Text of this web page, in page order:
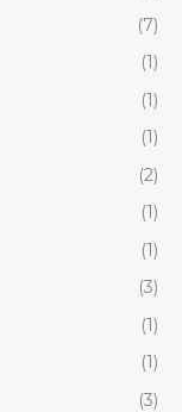
(7)
(1)
(1)
(1)
(2)
(1)
(1)
(3)
(1)
(1)
(3)